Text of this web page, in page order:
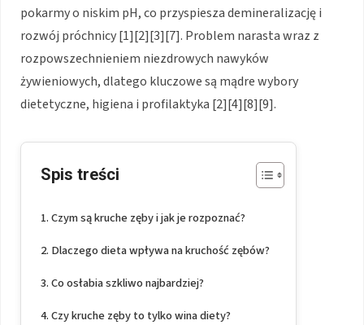
pokarmy o niskim pH, co przyspiesza demineralizację i
rozwój próchnicy [1][2][3][7]. Problem narasta wraz z
rozpowszechnieniem niezdrowych nawyków
żywieniowych, dlatego kluczowe są mądre wybory
dietetyczne, higiena i profilaktyka [2][4][8][9].
Spis treści
Czym są kruche zęby i jak je rozpoznać?
Dlaczego dieta wpływa na kruchość zębów?
Co osłabia szkliwo najbardziej?
Czy kruche zęby to tylko wina diety?